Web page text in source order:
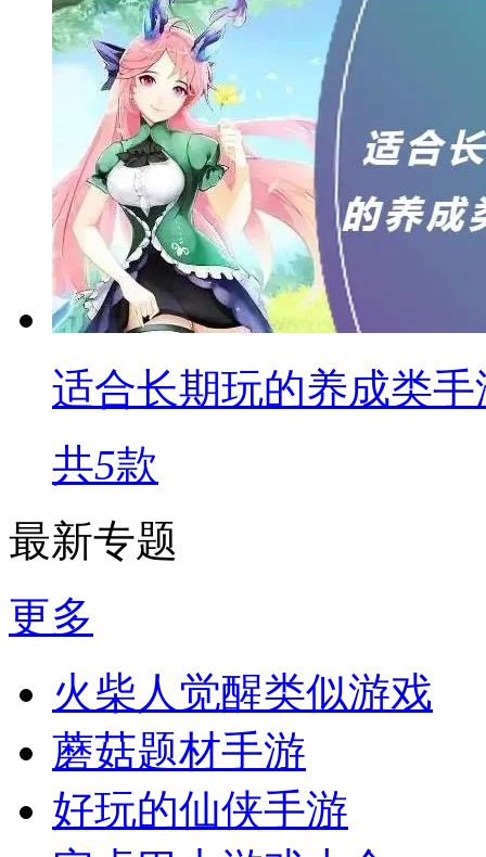
适合长期玩的养成类手
共5款
最新专题
更多
火柴人觉醒类似游戏
蘑菇题材手游
好玩的仙侠手游